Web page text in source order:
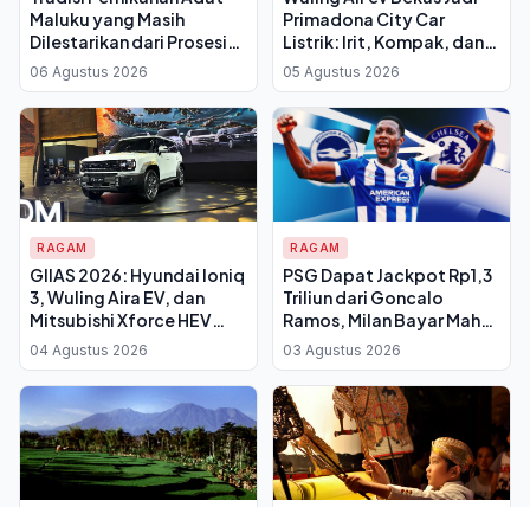
Maluku yang Masih
Dilestarikan dari Prosesi
Awal hingga Pesta Adat
06 Agustus 2026
Primadona City Car
Listrik: Irit, Kompak, dan
Mulai Turun Harga
05 Agustus 2026
RAGAM
GIIAS 2026: Hyundai Ioniq
3, Wuling Aira EV, dan
Mitsubishi Xforce HEV
Jadi Primadona
Pengunjung
04 Agustus 2026
RAGAM
PSG Dapat Jackpot Rp1,3
Triliun dari Goncalo
Ramos, Milan Bayar Mahal
untuk Striker Cadangan
03 Agustus 2026